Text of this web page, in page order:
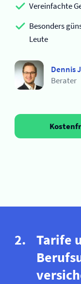
Vereinfachte
Besonders
Leute
Dennis
Berater
Tarife